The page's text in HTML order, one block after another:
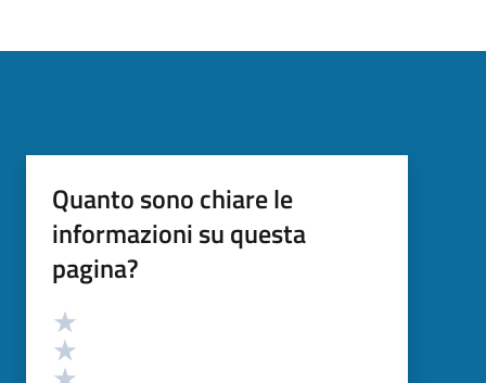
Quanto sono chiare le
informazioni su questa
pagina?
Valutazione